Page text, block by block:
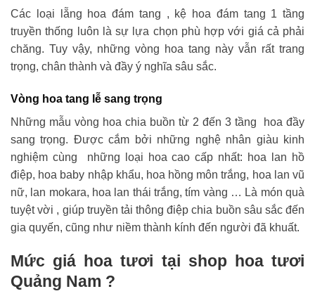
Các loại lẵng hoa đám tang , kệ hoa đám tang 1 tầng
truyền thống luôn là sự lựa chọn phù hợp với giá cả phải
chăng. Tuy vậy, những vòng hoa tang này vẫn rất trang
trọng, chân thành và đầy ý nghĩa sâu sắc.
Vòng hoa tang lễ sang trọng
Những mẫu vòng hoa chia buồn từ 2 đến 3 tầng hoa đầy
sang trọng. Được cắm bởi những nghệ nhân giàu kinh
nghiệm cùng những loại hoa cao cấp nhất: hoa lan hồ
điệp, hoa baby nhập khẩu, hoa hồng môn trắng, hoa lan vũ
nữ, lan mokara, hoa lan thái trắng, tím vàng … Là món quà
tuyệt vời , giúp truyền tải thông điệp chia buồn sâu sắc đến
gia quyến, cũng như niềm thành kính đến người đã khuất.
Mức giá hoa tươi tại shop hoa tươi
Quảng Nam ?